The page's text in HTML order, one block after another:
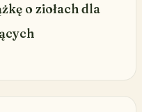
o ziołach dla